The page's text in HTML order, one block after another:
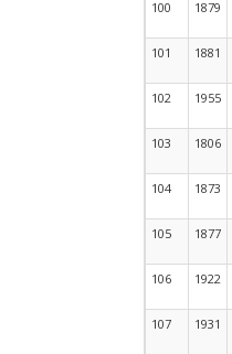
100
1879
101
1881
102
1955
103
1806
104
1873
105
1877
106
1922
107 1931